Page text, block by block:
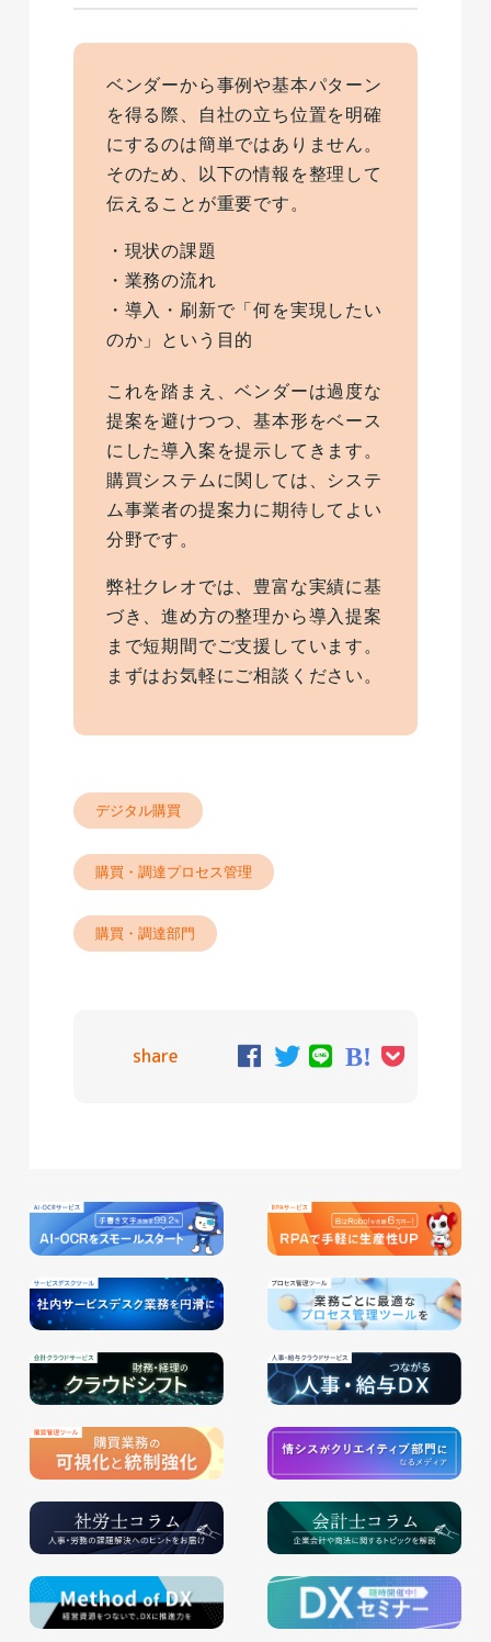
ベンダーから事例や基本パターン
を得る際、自社の立ち位置を明確
にするのは簡単ではありません。
そのため、以下の情報を整理して
伝えることが重要です。
・現状の課題
・業務の流れ
・導入・刷新で「何を実現したい
のか」という目的
これを踏まえ、ベンダーは過度な
提案を避けつつ、基本形をベース
にした導入案を提示してきます。
購買システムに関しては、システ
ム事業者の提案力に期待してよい
分野です。
弊社クレオでは、豊富な実績に基
づき、進め方の整理から導入提案
まで短期間でご支援しています。
まずはお気軽にご相談ください。
デジタル購買
購買・調達プロセス管理
購買・調達部門
share